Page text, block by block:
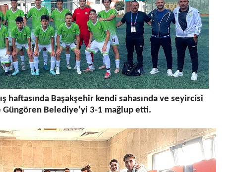
haftasında Başakşehir kendi sahasında ve seyircisi
Güngören Belediye’yi 3-1 mağlup etti.